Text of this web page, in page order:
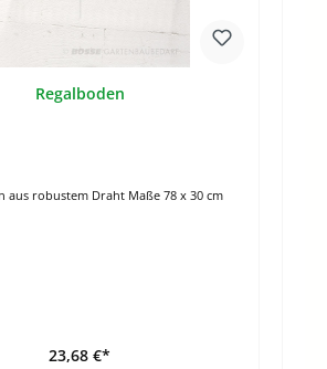
Regalboden
aus robustem Draht Maße 78 x 30 cm
23,68 €*